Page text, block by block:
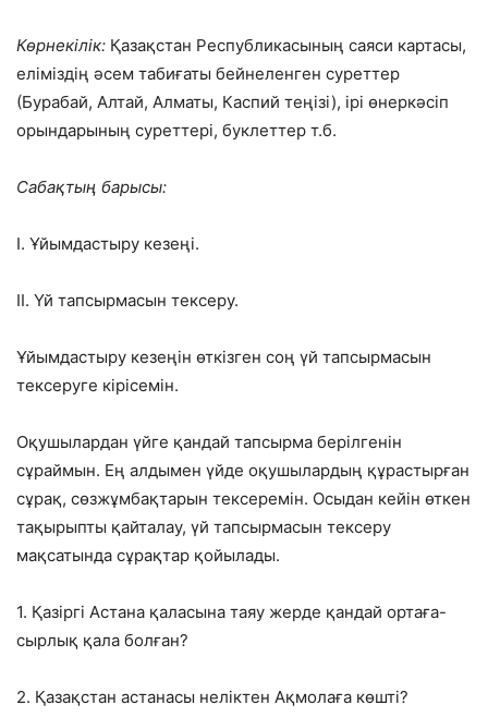
Көрнекілік: Қазақстан Республикасының саяси картасы,
еліміздің әсем табиғаты бейнеленген суреттер
(Бурабай, Алтай, Алматы, Каспий теңізі), ірі өнеркәсіп
орындарының суреттері, буклеттер т.б.
Сабақтың барысы:
I. Ұйымдастыру кезеңі.
II. Үй тапсырмасын тексеру.
Ұйымдастыру кезеңін өткізген соң үй тапсырмасын
тексеруге кірісемін.
Оқушылардан үйге қандай тапсырма берілгенін
сұраймын. Ең алдымен үйде оқушылардың құрастырған
сұрақ, сөзжұмбақтарын тексеремін. Осыдан кейін өткен
тақырыпты қайталау, үй тапсырмасын тексеру
мақсатында сұрақтар қойылады.
1. Қазіргі Астана қаласына таяу жерде қандай ортаға-
сырлық қала болған?
2. Қазақстан астанасы неліктен Ақмолаға көшті?